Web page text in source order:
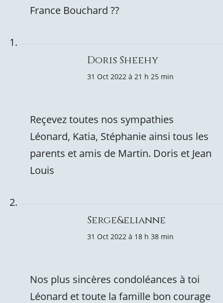
France Bouchard ??
Doris Sheehy
31 Oct 2022 à 21 h 25 min
Reçevez toutes nos sympathies
Léonard, Katia, Stéphanie ainsi tous les
parents et amis de Martin. Doris et Jean
Louis
Serge&elianne
31 Oct 2022 à 18 h 38 min
Nos plus sincères condoléances à toi
Léonard et toute la famille bon courage